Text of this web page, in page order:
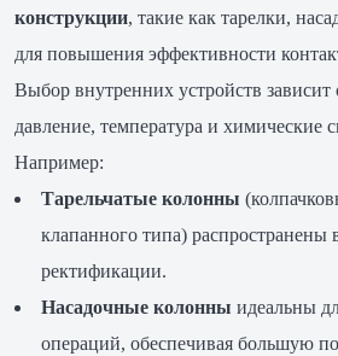
конструкции, такие как тарелки,
для повышения эффективности
Выбор внутренних устройств зависит
давление, температура и химические
Например:
Тарельчатые колонны
клапанного типа)
ректификации.
Насадочные колонны идеальны
операций, обеспечивая большую